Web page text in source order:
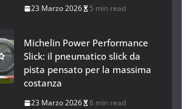
23 Marzo 2026 5 min read
Michelin Power Performance
Slick: il pneumatico slick da
pista pensato per la massima
costanza
23 Marzo 2026 6 min read